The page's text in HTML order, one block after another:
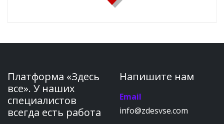
Платформа «Здесь
все». У наших
специалистов
всегда есть работа
Напишите нам
Email
info@zdesvse.com